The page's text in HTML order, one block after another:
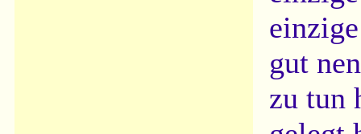
gut
zu tun